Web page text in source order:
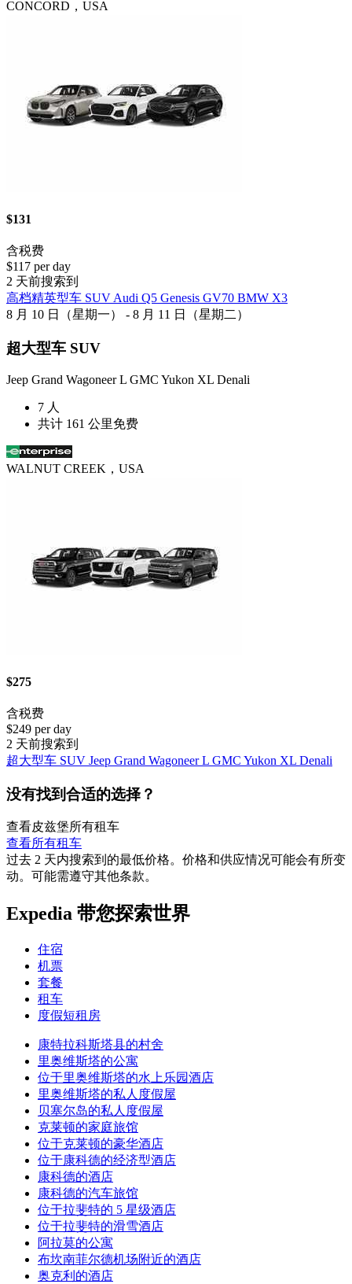
CONCORD，USA
$131
含税费
$117 per day
2 天前搜索到
高档精英型车 SUV Audi Q5 Genesis GV70 BMW X3
8 月 10 日（星期一） - 8 月 11 日（星期二）
超大型车 SUV
Jeep Grand Wagoneer L GMC Yukon XL Denali
7 人
共计 161 公里免费
WALNUT CREEK，USA
$275
含税费
$249 per day
2 天前搜索到
超大型车 SUV Jeep Grand Wagoneer L GMC Yukon XL Denali
没有找到合适的选择？
查看皮兹堡所有租车
查看所有租车
过去 2 天内搜索到的最低价格。价格和供应情况可能会有所变
动。可能需遵守其他条款。
Expedia 带您探索世界
住宿
机票
套餐
租车
度假短租房
康特拉科斯塔县的村舍
里奥维斯塔的公寓
位于里奥维斯塔的水上乐园酒店
里奥维斯塔的私人度假屋
贝塞尔岛的私人度假屋
克莱顿的家庭旅馆
位于克莱顿的豪华酒店
位于康科德的经济型酒店
康科德的酒店
康科德的汽车旅馆
位于拉斐特的 5 星级酒店
位于拉斐特的滑雪酒店
阿拉莫的公寓
布坎南菲尔德机场附近的酒店
奥克利的酒店